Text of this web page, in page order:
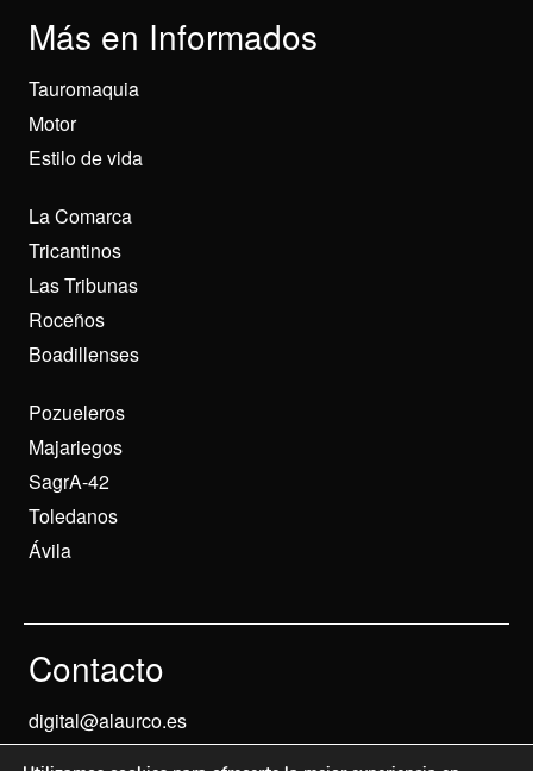
Más en Informados
Tauromaquia
Motor
Estilo de vida
La Comarca
Tricantinos
Las Tribunas
Roceños
Boadillenses
Pozueleros
Majariegos
SagrA-42
Toledanos
Ávila
Contacto
digital@alaurco.es